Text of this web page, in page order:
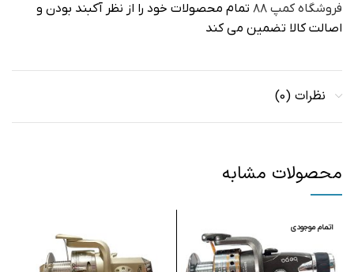
فروشگاه کمپ ۸۸
تمام محصولات خود را از نظر آکبند بودن و
اصالت کالا تضمین می کند
نظرات (0)
محصولات مشابه
اتمام موجودی